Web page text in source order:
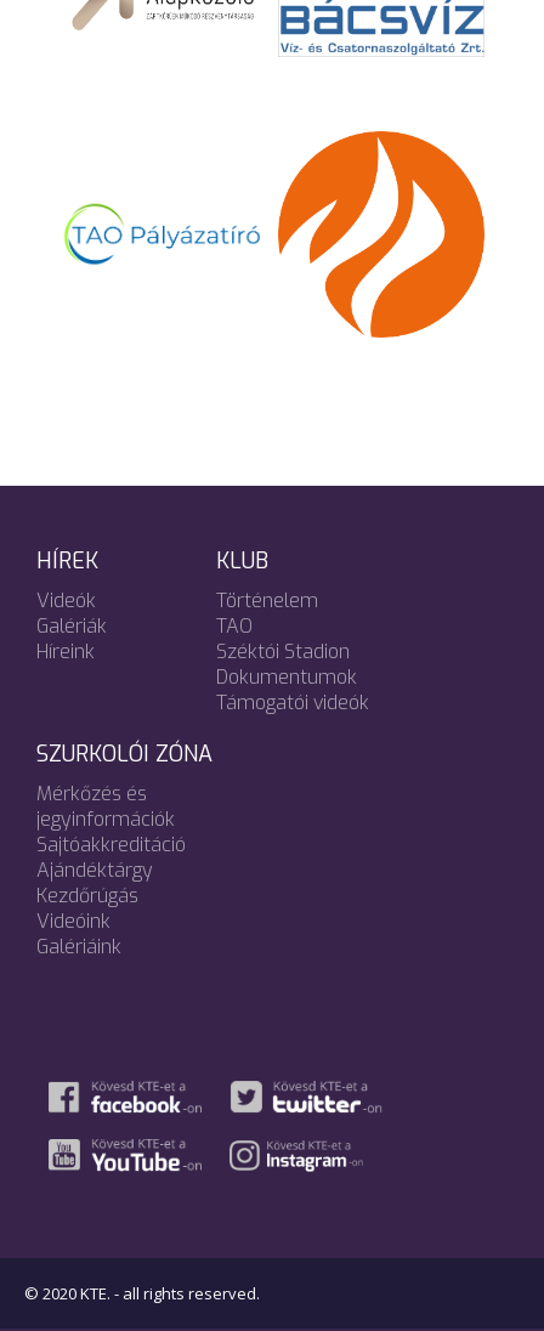
HÍREK
Videók
Galériák
Híreink
KLUB
Történelem
TAO
Széktói Stadion
Dokumentumok
Támogatói videók
SZURKOLÓI ZÓNA
Mérkőzés és
jegyinformációk
Sajtóakkreditáció
Ajándéktárgy
Kezdőrúgás
Videóink
Galériáink
© 2020 KTE. - all rights reserved.